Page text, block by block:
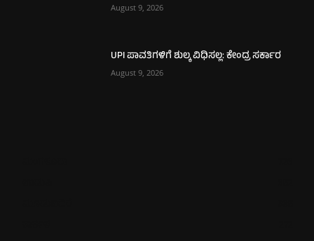
August 9, 2026
UPI ಪಾವತಿಗಳಿಗೆ ಶುಲ್ಕ ವಿಧಿಸಲ್ಲ: ಕೇಂದ್ರ ಸರ್ಕಾರ
August 9, 2026